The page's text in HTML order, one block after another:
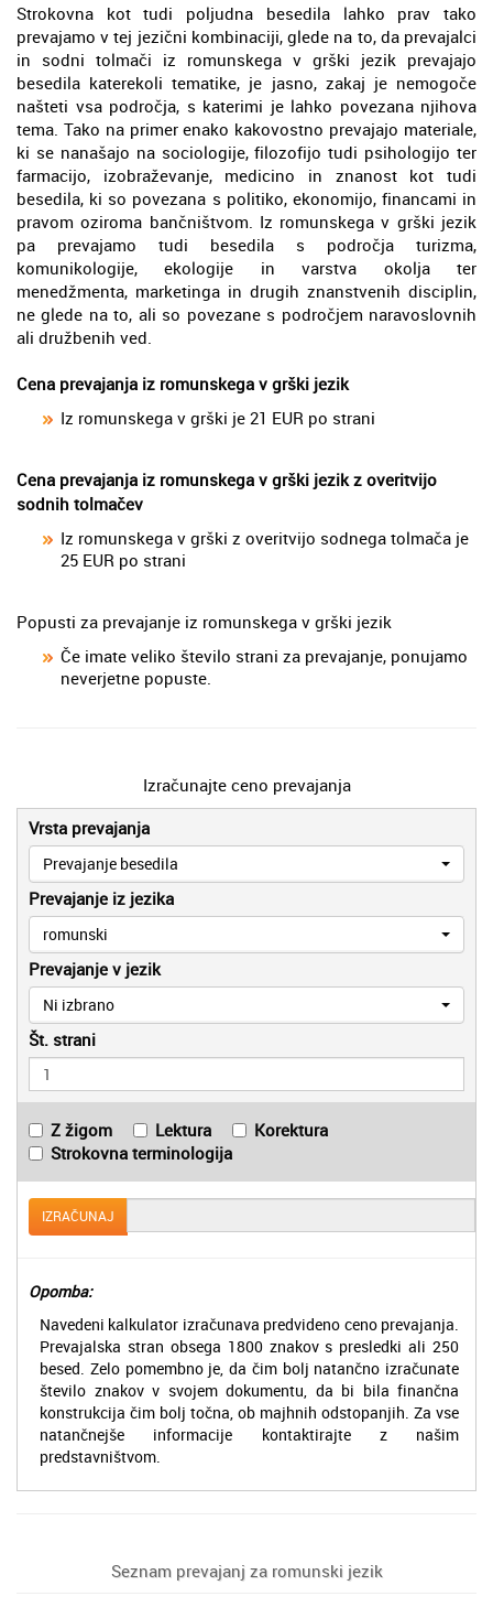
Strokovna kot tudi poljudna besedila lahko prav tako
prevajamo v tej jezični kombinaciji, glede na to, da prevajalci
in sodni tolmači iz romunskega v grški jezik prevajajo
besedila katerekoli tematike, je jasno, zakaj je nemogoče
našteti vsa področja, s katerimi je lahko povezana njihova
tema. Tako na primer enako kakovostno prevajajo materiale,
ki se nanašajo na sociologije, filozofijo tudi psihologijo ter
farmacijo, izobraževanje, medicino in znanost kot tudi
besedila, ki so povezana s politiko, ekonomijo, financami in
pravom oziroma bančništvom. Iz romunskega v grški jezik
pa prevajamo tudi besedila s področja turizma,
komunikologije, ekologije in varstva okolja ter
menedžmenta, marketinga in drugih znanstvenih disciplin,
ne glede na to, ali so povezane s področjem naravoslovnih
ali družbenih ved.
Cena prevajanja iz romunskega v grški jezik
Iz romunskega v grški je 21 EUR po strani
Cena prevajanja iz romunskega v grški jezik z overitvijo
sodnih tolmačev
Iz romunskega v grški z overitvijo sodnega tolmača je
25 EUR po strani
Popusti za prevajanje iz romunskega v grški jezik
Če imate veliko število strani za prevajanje, ponujamo
neverjetne popuste.
Izračunajte ceno prevajanja
Vrsta prevajanja
Prevajanje besedila
Prevajanje iz jezika
romunski
Prevajanje v jezik
Ni izbrano
Št. strani
Z žigom Lektura
Korektura
Strokovna terminologija
IZRAČUNAJ
Opomba:
Navedeni kalkulator izračunava predvideno ceno prevajanja.
Prevajalska stran obsega 1800 znakov s presledki ali 250
besed. Zelo pomembno je, da čim bolj natančno izračunate
število znakov v svojem dokumentu, da bi bila finančna
konstrukcija čim bolj točna, ob majhnih odstopanjih. Za vse
natančnejše informacije kontaktirajte z našim
predstavništvom.
Seznam prevajanj za romunski jezik